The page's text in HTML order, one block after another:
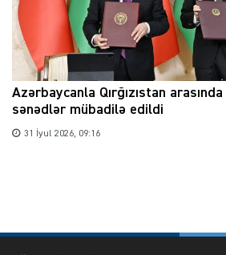
Azərbaycanla Qırğızıstan
sənədlər mübadilə edildi
31 İyul 2026, 09:16